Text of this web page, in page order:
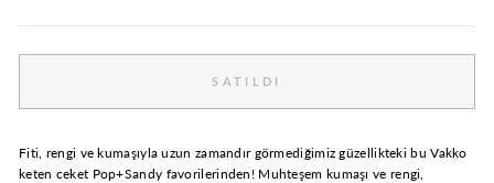
SATILDI
Fiti, rengi ve kumaşıyla uzun zamandır görmediğimiz güzellikteki bu Vakko
keten ceket Pop+Sandy favorilerinden! Muhteşem kumaşı ve rengi,